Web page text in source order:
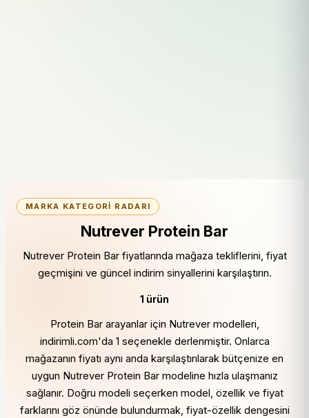
MARKA KATEGORI RADARI
Nutrever Protein Bar
Nutrever Protein Bar fiyatlarında mağaza tekliflerini, fiyat
geçmişini ve güncel indirim sinyallerini karşılaştırın.
1 ürün
Protein Bar arayanlar için Nutrever modelleri,
indirimli.com'da 1 seçenekle derlenmiştir. Onlarca
mağazanın fiyatı aynı anda karşılaştırılarak bütçenize en
uygun Nutrever Protein Bar modeline hızla ulaşmanız
sağlanır. Doğru modeli seçerken model, özellik ve fiyat
farklarını göz önünde bulundurmak, fiyat-özellik dengesini